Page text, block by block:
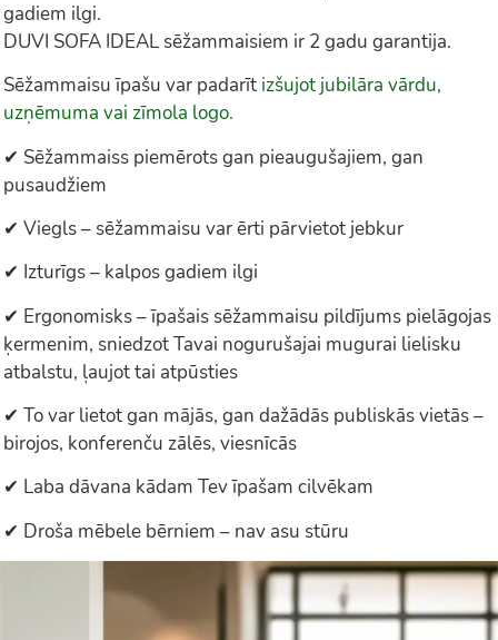
gadiem ilgi.
DUVI SOFA IDEAL sēžammaisiem ir 2 gadu garantija.
Sēžammaisu īpašu var padarīt izšujot jubilāra vārdu,
uzņēmuma vai zīmola logo.
✔ Sēžammaiss piemērots gan pieaugušajiem, gan
pusaudžiem
✔ Viegls – sēžammaisu var ērti pārvietot jebkur
✔ Izturīgs – kalpos gadiem ilgi
✔ Ergonomisks – īpašais sēžammaisu pildījums pielāgojas
ķermenim, sniedzot Tavai nogurušajai mugurai lielisku
atbalstu, ļaujot tai atpūsties
✔ To var lietot gan mājās, gan dažādās publiskās vietās –
birojos, konferenču zālēs, viesnīcās
✔ Laba dāvana kādam Tev īpašam cilvēkam
✔ Droša mēbele bērniem – nav asu stūru